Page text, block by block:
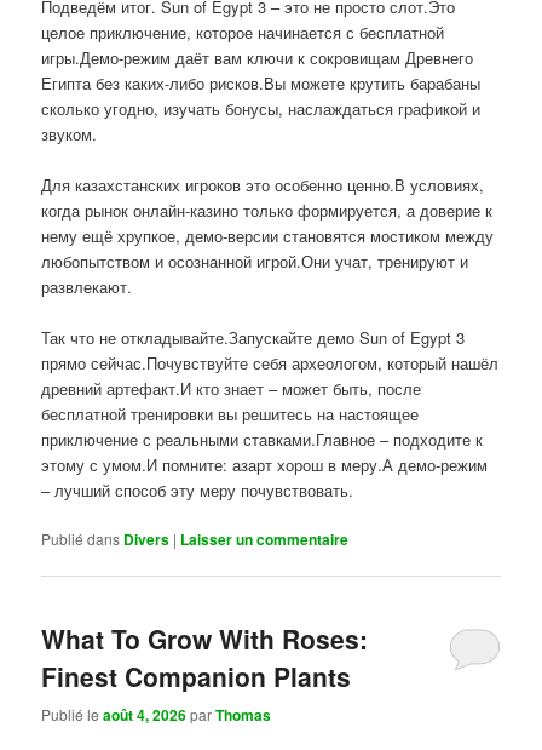
Подведём итог. Sun of Egypt 3 – это не просто слот.Это
целое приключение, которое начинается с бесплатной
игры.Демо-режим даёт вам ключи к сокровищам Древнего
Египта без каких-либо рисков.Вы можете крутить барабаны
сколько угодно, изучать бонусы, наслаждаться графикой и
звуком.
Для казахстанских игроков это особенно ценно.В условиях,
когда рынок онлайн-казино только формируется, а доверие к
нему ещё хрупкое, демо-версии становятся мостиком между
любопытством и осознанной игрой.Они учат, тренируют и
развлекают.
Так что не откладывайте.Запускайте демо Sun of Egypt 3
прямо сейчас.Почувствуйте себя археологом, который нашёл
древний артефакт.И кто знает – может быть, после
бесплатной тренировки вы решитесь на настоящее
приключение с реальными ставками.Главное – подходите к
этому с умом.И помните: азарт хорош в меру.А демо-режим
– лучший способ эту меру почувствовать.
Publié dans Divers | Laisser un commentaire
What To Grow With Roses:
Finest Companion Plants
Publié leaoût 4, 2026parThomas